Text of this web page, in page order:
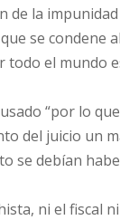
la
se condene
el mundo
“por lo
del juicio un
se debían
ni el fiscal